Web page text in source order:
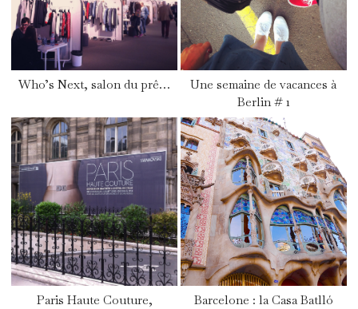
Who’s Next, salon du prê…
Une semaine de vacances à
Berlin # 1
Paris Haute Couture,
Barcelone : la Casa Batlló